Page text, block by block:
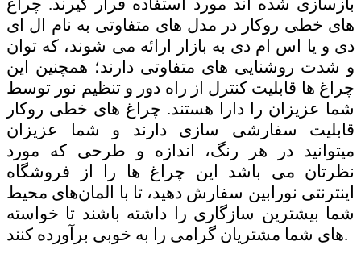
بازسازی شده اند مورد استفاده قرار گیرند. چراغ
های خطی روکار در مدل های متفاوتی به نام ال ای
دی و یا اس ام دی به بازار ارائه می شوند، که توان
و شدت روشنایی های متفاوتی دارند؛ همچنین این
چراغ ها قابلیت کنترل از راه دور و تنظیم نور توسط
شما عزیزان را دارا هستند. چراغ های خطی روکار
قابلیت سفارشی سازی دارند و شما عزیزان
میتوانید در هر رنگ، اندازه و طرحی که مورد
نظرتان می باشد این چراغ ها را از فروشگاه
اینترنتی نورابین سفارش دهید، تا با المان‌های محیط
شما بیشترین سازگاری را داشته باشند تا خواسته
های شما مشتریان گرامی را به خوبی برآورده کنند.